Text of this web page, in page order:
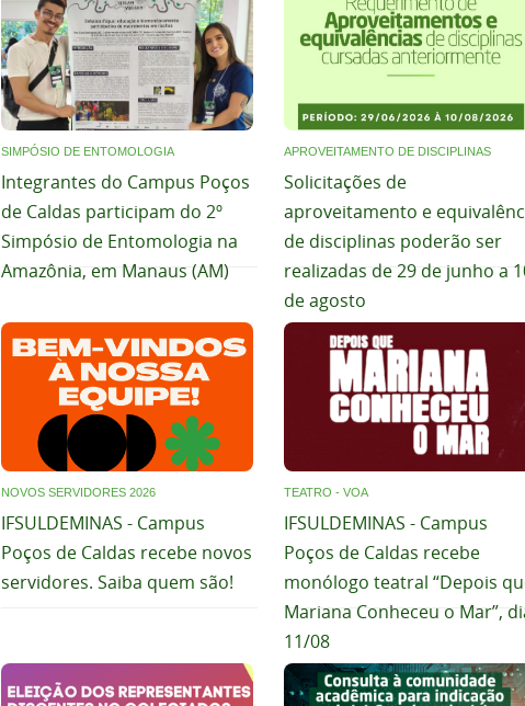
SIMPÓSIO DE ENTOMOLOGIA
Integrantes do Campus Poços
de Caldas participam do 2º
Simpósio de Entomologia na
Amazônia, em Manaus (AM)
APROVEITAMENTO DE DISCIPLINAS
Solicitações de
aproveitamento e
de disciplinas poderão ser
realizadas de 29 de junho a
de agosto
NOVOS SERVIDORES 2026
IFSULDEMINAS - Campus
Poços de Caldas recebe novos
servidores. Saiba quem são!
TEATRO - VOA
IFSULDEMINAS - Campus
Poços de Caldas recebe
monólogo teatral “Depois
Mariana Conheceu o Mar”,
11/08